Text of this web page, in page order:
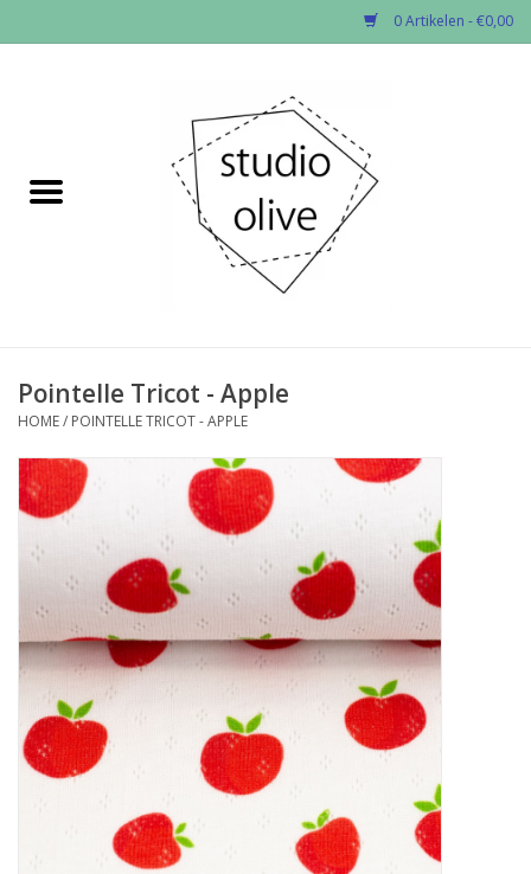
0 Artikelen - €0,00
✂︎Nieuw
Fournituren
Workshops
Diy pakketten
Studio Olive inspireert....
Pointelle Tricot - Apple
HOME/ POINTELLE TRICOT - APPLE